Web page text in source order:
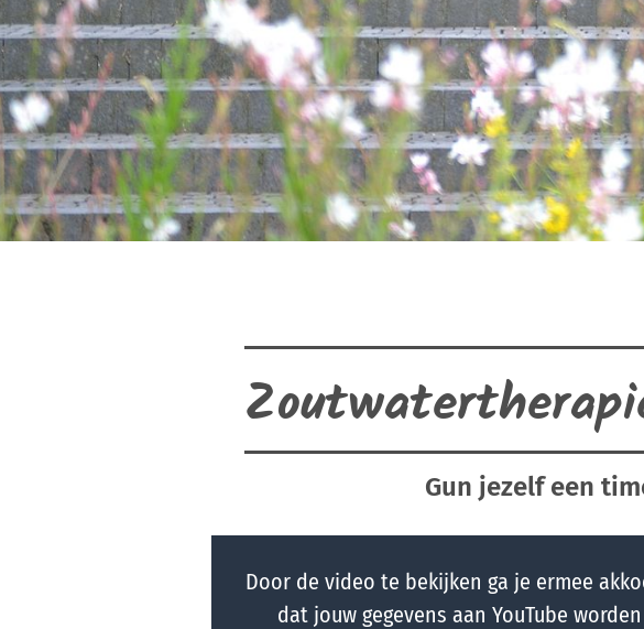
Gun jezelf een
Door de video te bekijken ga je ermee
dat jouw gegevens aan YouTube worden